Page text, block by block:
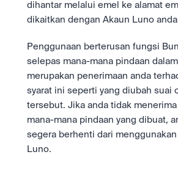
dihantar melalui emel ke alamat
dikaitkan dengan Akaun Luno
Penggunaan berterusan fungsi
selepas mana-mana pindaan
merupakan penerimaan anda
syarat ini seperti yang diubah suai
tersebut. Jika anda tidak menerima
mana-mana pindaan yang dibuat,
segera berhenti dari
Luno.